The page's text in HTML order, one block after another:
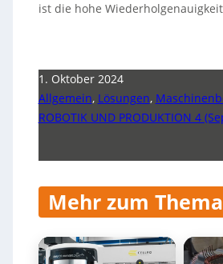
ist die hohe
1. Oktober 2024
Allgemein, Lösungen,
ROBOTIK UND PRODUKTION 4
Mehr zum Thema